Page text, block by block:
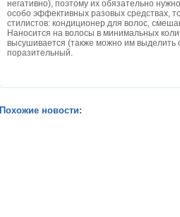
негативно), поэтому их обязательно
особо эффективных разовых средствах,
стилистов: кондиционер для волос,
Наносится на волосы в минимальных
высушивается (также можно им
поразительный.
Похожие новости: